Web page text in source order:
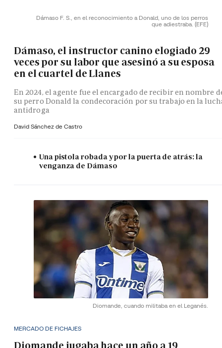
Dámaso F. S., en el reconocimiento a Donald, uno de los perros
que adiestraba. (EFE)
Dámaso, el instructor canino elogiado 29
veces por su labor que asesinó a su esposa
en el cuartel de Llanes
En 2024, el agente fue el encargado de recibir en nombre
su perro Donald la condecoración por su trabajo en la
antidroga
David Sánchez de Castro
Una pistola robada y por la puerta de atrás: la
venganza de Dámaso
Diomande, cuando militaba en el Leganés.
MERCADO DE FICHAJES